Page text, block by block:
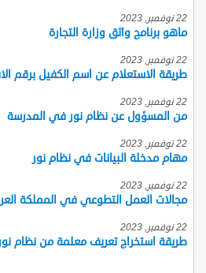
22 نوفمبر, 2023
ماهو برنامج واثق وزارة التجارة
22 نوفمبر, 2023
طريقة الاستعلام عن اسم الكفيل برقم
22 نوفمبر, 2023
من المسؤول عن نظام نور في المدرسة
22 نوفمبر, 2023
مهام مدخلة البيانات في نظام نور
22 نوفمبر, 2023
مجالات العمل التطوعي في المملكة
22 نوفمبر, 2023
طريقة استخراج تعريف معلمة من نظام نور